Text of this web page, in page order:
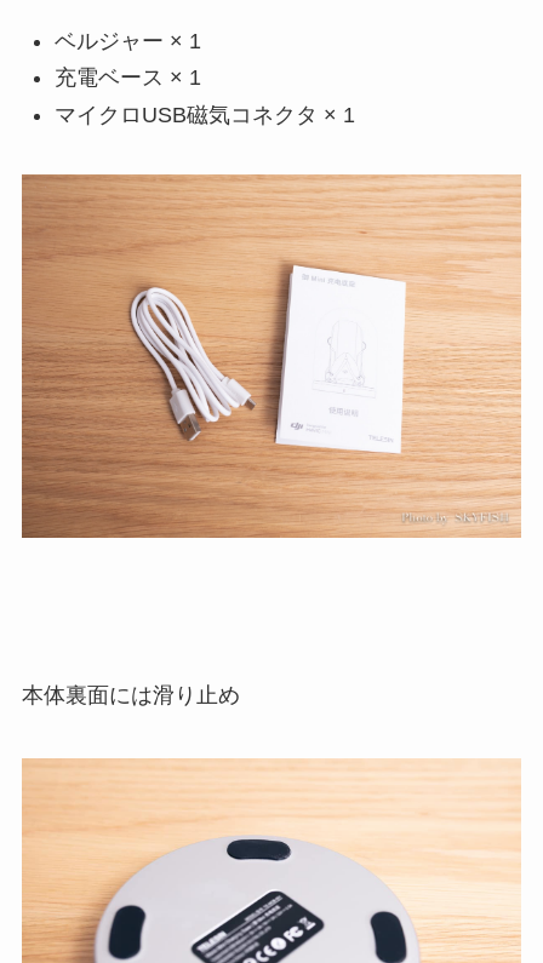
ベルジャー × 1
充電ベース × 1
マイクロUSB磁気コネクタ × 1
本体裏面には滑り止め